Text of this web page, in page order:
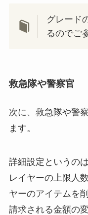
グレード
るのでご
救急隊や警察官
次に、救急隊や警
ます。
詳細設定というの
レイヤーの上限人
ヤーのアイテムを
請求される金額の